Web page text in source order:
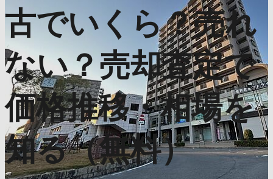
古でいくら？売れ
ない？売却査定で
価格推移・相場を
知る（無料）